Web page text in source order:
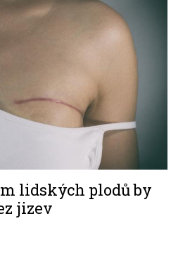
lidských plodů by
jizev